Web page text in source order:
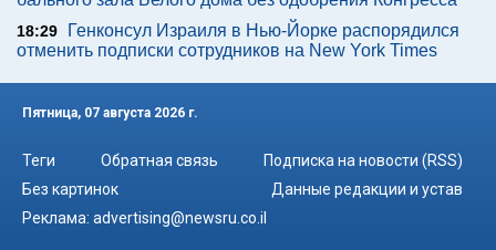
18:29
Генконсул Израиля в Нью-Йорке распорядился
отменить подписки сотрудников на New York Times
Пятница, 07 августа 2026 г.
Теги Обратная связь
Подписка на новости (RSS)
Без картинок
Данные редакции и устав
Реклама: advertising@newsru.co.il